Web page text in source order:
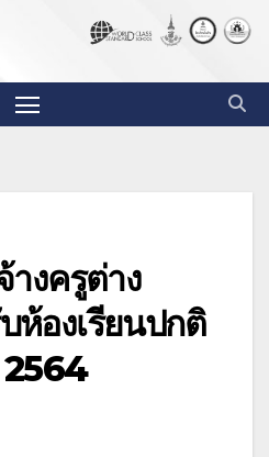
างครูต่าง
ห้องเรียนปกติ